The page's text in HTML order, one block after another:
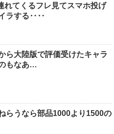
れてくるフレ見てスマホ投げ
ラする‥‥
ら大陸版で評価受けたキャラ
もなあ…
らうなら部品1000より1500の